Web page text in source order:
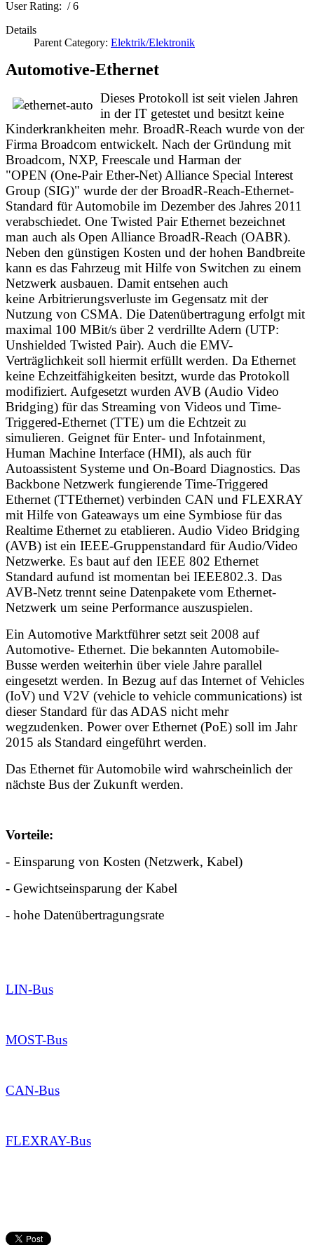
User Rating: / 6
Details
Parent Category: Elektrik/Elektronik
Automotive-Ethernet
Dieses Protokoll ist seit vielen Jahren
in der IT getestet und besitzt keine
Kinderkrankheiten mehr. BroadR-Reach wurde von der
Firma Broadcom entwickelt. Nach der Gründung mit
Broadcom, NXP, Freescale und Harman der
"OPEN (One-Pair Ether-Net) Alliance Special Interest
Group (SIG)" wurde der der BroadR-Reach-Ethernet-
Standard für Automobile im Dezember des Jahres 2011
verabschiedet. One Twisted Pair Ethernet bezeichnet
man auch als Open Alliance BroadR-Reach (OABR).
Neben den günstigen Kosten und der hohen Bandbreite
kann es das Fahrzeug mit Hilfe von Switchen zu einem
Netzwerk ausbauen. Damit entsehen auch
keine Arbitrierungsverluste im Gegensatz mit der
Nutzung von CSMA. Die Datenübertragung erfolgt mit
maximal 100 MBit/s über 2 verdrillte Adern (UTP:
Unshielded Twisted Pair). Auch die EMV-
Verträglichkeit soll hiermit erfüllt werden. Da Ethernet
keine Echzeitfähigkeiten besitzt, wurde das Protokoll
modifiziert. Aufgesetzt wurden AVB (Audio Video
Bridging) für das Streaming von Videos und Time-
Triggered-Ethernet (TTE) um die Echtzeit zu
simulieren. Geignet für Enter- und Infotainment,
Human Machine Interface (HMI), als auch für
Autoassistent Systeme und On-Board Diagnostics. Das
Backbone Netzwerk fungierende Time-Triggered
Ethernet (TTEthernet) verbinden CAN und FLEXRAY
mit Hilfe von Gateaways um eine Symbiose für das
Realtime Ethernet zu etablieren. Audio Video Bridging
(AVB) ist ein IEEE-Gruppenstandard für Audio/Video
Netzwerke. Es baut auf den IEEE 802 Ethernet
Standard aufund ist momentan bei IEEE802.3. Das
AVB-Netz trennt seine Datenpakete vom Ethernet-
Netzwerk um seine Performance auszuspielen.
Ein Automotive Marktführer setzt seit 2008 auf
Automotive- Ethernet. Die bekannten Automobile-
Busse werden weiterhin über viele Jahre parallel
eingesetzt werden. In Bezug auf das Internet of Vehicles
(IoV) und V2V (vehicle to vehicle communications) ist
dieser Standard für das ADAS nicht mehr
wegzudenken. Power over Ethernet (PoE) soll im Jahr
2015 als Standard eingeführt werden.
Das Ethernet für Automobile wird wahrscheinlich der
nächste Bus der Zukunft werden.
Vorteile:
- Einsparung von Kosten (Netzwerk, Kabel)
- Gewichtseinsparung der Kabel
- hohe Datenübertragungsrate
LIN-Bus
MOST-Bus
CAN-Bus
FLEXRAY-Bus